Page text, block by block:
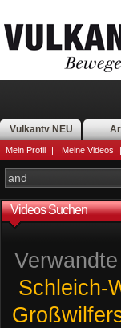
Vulkantv NEU
Mein Profil | Meine Videos |
Videos Suchen
Schleich-